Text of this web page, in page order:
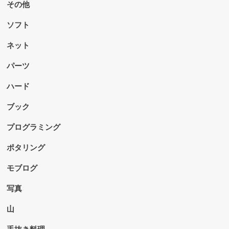
その他
ソフト
ネット
パーツ
ハード
ブック
プログラミング
ポタリング
モブログ
写真
山